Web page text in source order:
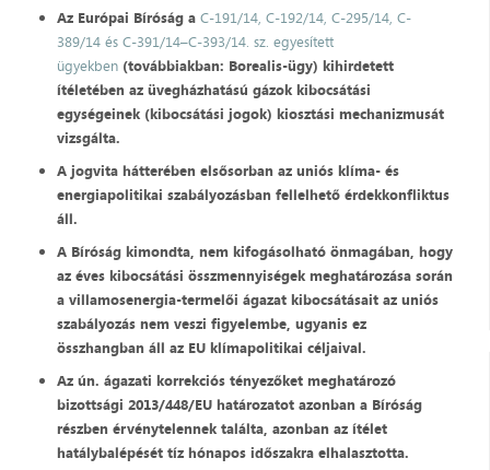
Az Európai Bíróság a C-191/14, C-192/14, C-295/14, C-
389/14 és C-391/14–C-393/14. sz. egyesített
ügyekben(továbbiakban: Borealis-ügy) kihirdetett
ítéletében az üvegházhatású gázok kibocsátási
egységeinek (kibocsátási jogok) kiosztási mechanizmusát
vizsgálta.
A jogvita hátterében elsősorban az uniós klíma- és
energiapolitikai szabályozásban fellelhető érdekkonfliktus
áll.
A Bíróság kimondta, nem kifogásolható önmagában, hogy
az éves kibocsátási összmennyiségek meghatározása során
a villamosenergia-termelői ágazat kibocsátásait az uniós
szabályozás nem veszi figyelembe, ugyanis ez
összhangban áll az EU klímapolitikai céljaival.
Az ún. ágazati korrekciós tényezőket meghatározó
bizottsági 2013/448/EU határozatot azonban a Bíróság
részben érvénytelennek találta, azonban az ítélet
hatálybalépését tíz hónapos időszakra elhalasztotta.